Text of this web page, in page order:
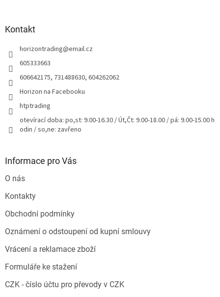
Kontakt
horizontrading@email.cz
605333663
606642175, 731488630, 604262062
Horizon na Facebooku
htptrading
otevírací doba: po,st: 9.00-16.30 / Út,Čt: 9.00-18.00 / pá: 9.00-15.00 h
odin / so,ne: zavřeno
Informace pro Vás
O nás
Kontakty
Obchodní podmínky
Oznámení o odstoupení od kupní smlouvy
Vrácení a reklamace zboží
Formuláře ke stažení
CZK - číslo účtu pro převody v CZK